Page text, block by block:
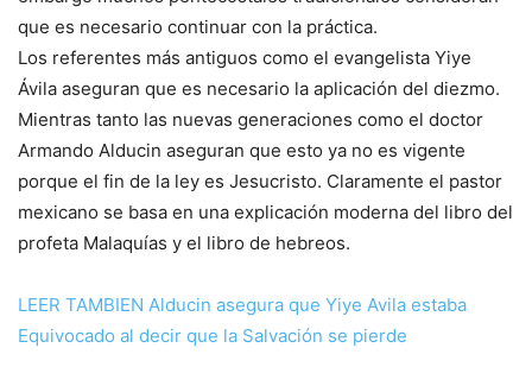
que es necesario continuar con la práctica.
Los referentes más antiguos como el evangelista Yiye
Ávila aseguran que es necesario la aplicación del diezmo.
Mientras tanto las nuevas generaciones como el doctor
Armando Alducin aseguran que esto ya no es vigente
porque el fin de la ley es Jesucristo. Claramente el pastor
mexicano se basa en una explicación moderna del libro del
profeta Malaquías y el libro de hebreos.
LEER TAMBIEN Alducin asegura que Yiye Avila estaba
Equivocado al decir que la Salvación se pierde